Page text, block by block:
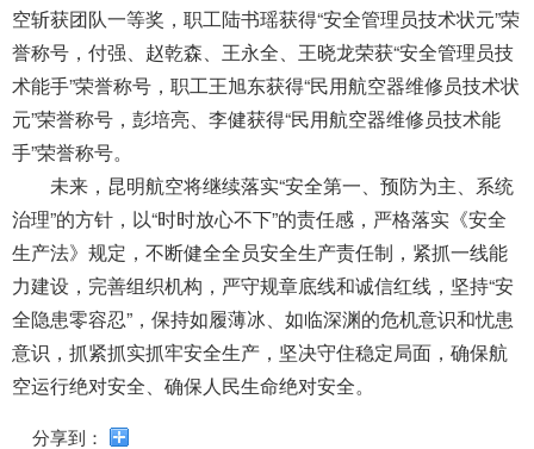
空斩获团队一等奖，职工陆书瑶获得“安全管理员技术状元”荣
誉称号，付强、赵乾森、王永全、王晓龙荣获“安全管理员技
术能手”荣誉称号，职工王旭东获得“民用航空器维修员技术状
元”荣誉称号，彭培亮、李健获得“民用航空器维修员技术能
手”荣誉称号。
未来，昆明航空将继续落实“安全第一、预防为主、系统
治理”的方针，以“时时放心不下”的责任感，严格落实《安全
生产法》规定，不断健全全员安全生产责任制，紧抓一线能
力建设，完善组织机构，严守规章底线和诚信红线，坚持“安
全隐患零容忍”，保持如履薄冰、如临深渊的危机意识和忧患
意识，抓紧抓实抓牢安全生产，坚决守住稳定局面，确保航
空运行绝对安全、确保人民生命绝对安全。
分享到：